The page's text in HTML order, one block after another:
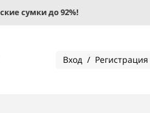
сумки до 92%!
Вход / Регистрация